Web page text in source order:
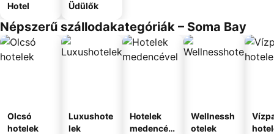
Hotel Üdülők
Népszerű szállodakategóriák – Soma Bay
Olcsó
hotelek
Luxushote
lek
Hotelek
medencév
Wellnessh
otelek